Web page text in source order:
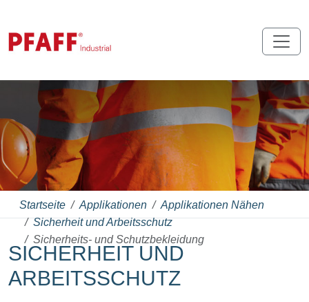
Startseite Applikationen
Applikationen Nähen
Sicherheit und Arbeitsschutz
Sicherheits- und Schutzbekleidung
SICHERHEIT UND
ARBEITSSCHUTZ